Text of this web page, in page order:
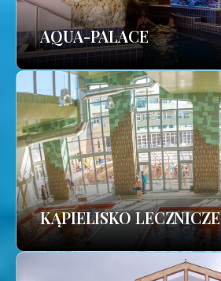
AQUA-PALACE
KĄPIELISKO LECZNICZE